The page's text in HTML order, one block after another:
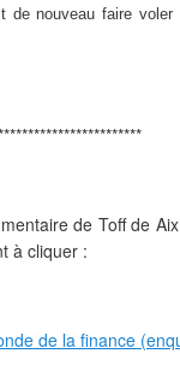
nouveau faire
de Toff de
à cliquer :
de la finance